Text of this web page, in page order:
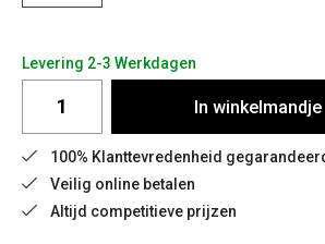
Levering 2-3 Werkdagen
In winkelmandje
100% Klanttevredenheid
Veilig online betalen
Altijd competitieve prijzen